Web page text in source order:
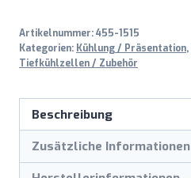
Artikelnummer:455-1515
Kategorien: Kühlung / Präsentation,
Tiefkühlzellen / Zubehör
Beschreibung
Zusätzliche Informationen